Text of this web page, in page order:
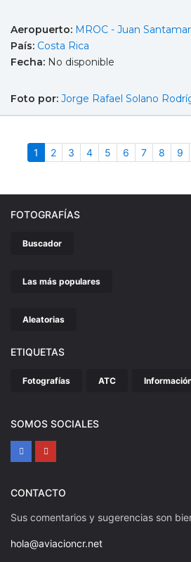
Aeropuerto: MROC - Juan
País: Costa Rica
Fecha: No disponible
Foto por: Jorge Rafael Solano
1 (actual)
2 3 4 5 6 7 8 9
FOTOGRAFÍAS
Buscador
Las más populares
Aleatorias
ETIQUETAS
Fotografías ATC
SOMOS SOCIALES
CONTACTO
Sus comentarios y sugerencias son
hola@aviacioncr.net